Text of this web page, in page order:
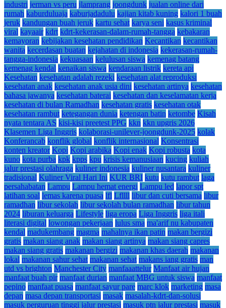
industri jerman vs peru jlamprang joongdunk jualan online dari
rumah kaburduluaja kaburjadadulu kajian kitab kuning kalori 1 buah
jeruk kandungan buah jeruk kartu sehat karya seni kasus kriminal
viral kayaair kdrt kdrt-kekerasan-dalam-rumah-tangga kebakaran
kemayoran kebijakan kesehatan pendidikan Kecantikan kecantikan
wanita kecerdasan buatan kejahatan di indonesia kekerasan-rumah-
tangga-indonesia kekuasaan kelulusan siswa kemenag batang
kemenag kendal kenaikan siswa kendaraan listrik kereta api
Kesehatan kesehatan adalah rezeki kesehatan alat reproduksi
kesehatan anak kesehatan anak usia dini kesehatan artinya kesehatan
bahasa jawanya kesehatan baterai kesehatan dan keselamatan kerja
kesehatan di bulan Ramadhan kesehatan gratis kesehatan otak
kesehatan rambut ketegangan dunia ketengan batin ketombe Kisah
nyata tentara AS kisi-kisi preetest PPG kkn kkn upgris 2026
Klasemen Liga Inggris kolaborasi-unilever-joongdunk-2025 kolak
Konferancab konflik global konflik internasional Konsentrasi
konten kreator Kopi Kopi arabika Kopi enak Kopi robusta kota
kuno kota purba kpk kpps kpu krisis kemanusiaan kucing kuliah
jalur prestasi olahraga kuliner indonesia kuliner nusantara kuliner
tradisional Kuliner Viral Hari Ini KUR BRI kutu kutu rambut laga
persahabatan Lampu Lampu hemat energi Lampu led lapor spt
latihan soal lemas karena puasa lfl Lfllll libur dan cuti bersama libur
ramadhan libur sekolah libur sekolah bulan ramadhan libur tahun
2024 liburan keluarga Lifestyle liga eropa Liga Inggris liga itali
literasi digital lowongan pekerjaan lulus sma ma'arif nu kabupaten
kendal madukembang magma mahalnya ikan patin makan bergizi
gratis makan siang anak makan siang artinya makan siang capres
makan siang gratis makanan bergizi makanan khas daerah makanan
lokal makanan sahur sehat makanan sehat makans iang gratis man
utd vs brighton Manchester City manfaaattelur Manfaat air hujan
manfaat buah pir manfaat durian manfaat MBG untuk siswa manfaat
pepino manfaat puasa manfaat sayur pare marc klok marketing masa
depan masa depan transportasi masak masalah-kdrt-dan-solusi
masuk perguruan tinggi jalur prestasi masuk ptn jalur prestasi masuk